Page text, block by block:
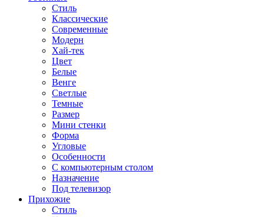
Стиль
Классические
Современные
Модерн
Хай-тек
Цвет
Белые
Венге
Светлые
Темные
Размер
Мини стенки
Форма
Угловые
Особенности
С компьютерным столом
Назначение
Под телевизор
Прихожие
Стиль